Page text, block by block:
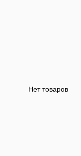
Нет товаров